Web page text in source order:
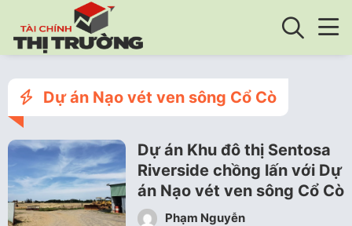
Dự án Nạo vét ven sông Cổ Cò
Dự án Khu đô thị Sentosa
Riverside chồng lấn với Dự
án Nạo vét ven sông Cổ Cò
Phạm Nguyễn